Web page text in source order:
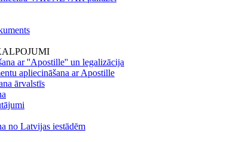
ar ''Apostille'' un legalizācija
apliecināšana ar Apostille
ārvalstīs
no Latvijas iestādēm